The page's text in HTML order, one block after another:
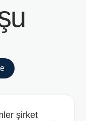
şirket